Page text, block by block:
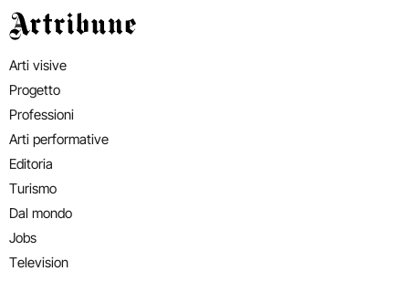
Artribune
Arti visive
Progetto
Professioni
Arti performative
Editoria
Turismo
Dal mondo
Jobs
Television